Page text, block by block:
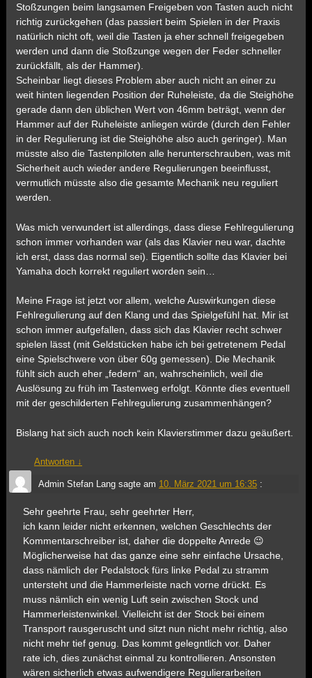
Stoßzungen beim langsamen Freigeben von Tasten auch nicht
richtig zurückgehen (das passiert beim Spielen in der Praxis
natürlich nicht oft, weil die Tasten ja eher schnell freigegeben
werden und dann die Stoßzunge wegen der Feder schneller
zurückfällt, als der Hammer).
Scheinbar liegt dieses Problem aber auch nicht an einer zu
weit hinten liegenden Position der Ruheleiste, da die Steighöhe
gerade dann den üblichen Wert von 46mm beträgt, wenn der
Hammer auf der Ruheleiste anliegen würde (durch den Fehler
in der Regulierung ist die Steighöhe also auch geringer). Man
müsste also die Tastenpiloten alle herunterschrauben, was mit
Sicherheit auch wieder andere Regulierungen beeinflusst,
vermutlich müsste also die gesamte Mechanik neu reguliert
werden.
Was mich verwundert ist allerdings, dass diese Fehlregulierung
schon immer vorhanden war (als das Klavier neu war, dachte
ich erst, dass das normal sei). Eigentlich sollte das Klavier bei
Yamaha doch korrekt reguliert worden sein…
Meine Frage ist jetzt vor allem, welche Auswirkungen diese
Fehlregulierung auf den Klang und das Spielgefühl hat. Mir ist
schon immer aufgefallen, dass sich das Klavier recht schwer
spielen lässt (mit Geldstücken habe ich bei getretenem Pedal
eine Spielschwere von über 60g gemessen). Die Mechanik
fühlt sich auch eher „federn“ an, wahrscheinlich, weil die
Auslösung zu früh im Tastenweg erfolgt. Könnte dies eventuell
mit der geschilderten Fehlregulierung zusammenhängen?
Bislang hat sich auch noch kein Klavierstimmer dazu geäußert.
Antworten ↓
Admin Stefan Langsagte am 10. März 2021 um 16:35 :
Sehr geehrte Frau, sehr geehrter Herr,
ich kann leider nicht erkennen, welchen Geschlechts der
Kommentarschreiber ist, daher die doppelte Anrede 😉
Möglicherweise hat das ganze eine sehr einfache Ursache,
dass nämlich der Pedalstock fürs linke Pedal zu stramm
untersteht und die Hammerleiste nach vorne drückt. Es
muss nämlich ein wenig Luft sein zwischen Stock und
Hammerleistenwinkel. Vielleicht ist der Stock bei einem
Transport rausgeruscht und sitzt nun nicht mehr richtig, also
nicht mehr tief genug. Das kommt gelegntlich vor. Daher
rate ich, dies zunächst einmal zu kontrollieren. Ansonsten
wären sicherlich etwas aufwendigere Regulierarbeiten